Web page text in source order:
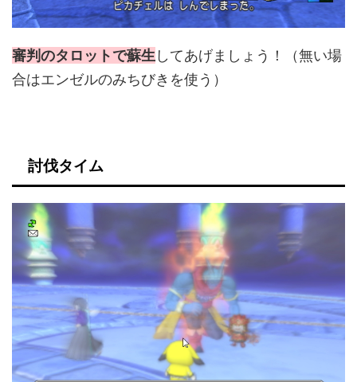
審判のタロットで蘇生 してあげましょう！（無い場
合はエンゼルのみちびきを使う）
討伐タイム